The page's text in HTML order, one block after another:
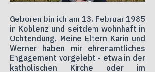
Geboren bin ich am 13. Februar 1985
in Koblenz und seitdem wohnhaft in
Ochtendung. Meine Eltern Karin und
Werner haben mir ehrenamtliches
Engagement vorgelebt - etwa in der
katholischen Kirche oder im